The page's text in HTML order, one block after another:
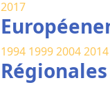
2017
1994 199920042014
Régionales